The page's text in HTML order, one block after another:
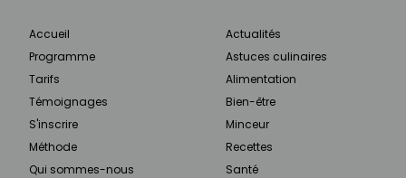
Accueil
Programme
Tarifs
Témoignages
S'inscrire
Méthode
Qui sommes-nous
Actualités
Astuces culinaires
Alimentation
Bien-être
Minceur
Recettes
Santé